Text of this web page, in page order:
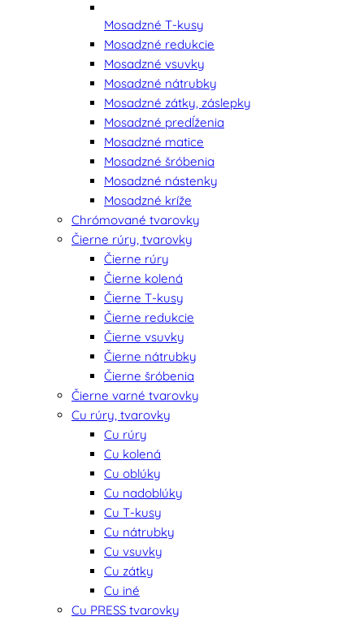
Mosadzné T-kusy
Mosadzné redukcie
Mosadzné vsuvky
Mosadzné nátrubky
Mosadzné zátky, záslepky
Mosadzné predĺženia
Mosadzné matice
Mosadzné šróbenia
Mosadzné nástenky
Mosadzné kríže
Chrómované tvarovky
Čierne rúry, tvarovky
Čierne rúry
Čierne kolená
Čierne T-kusy
Čierne redukcie
Čierne vsuvky
Čierne nátrubky
Čierne šróbenia
Čierne varné tvarovky
Cu rúry, tvarovky
Cu rúry
Cu kolená
Cu oblúky
Cu nadoblúky
Cu T-kusy
Cu nátrubky
Cu vsuvky
Cu zátky
Cu iné
Cu PRESS tvarovky